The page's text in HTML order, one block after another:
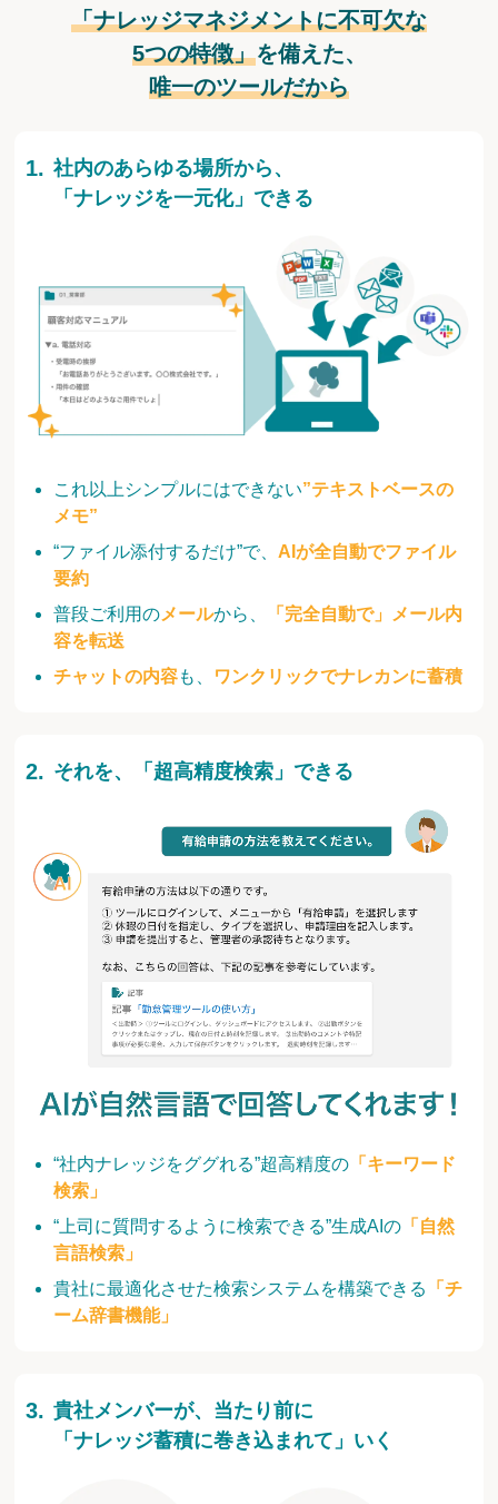
「ナレッジマネジメントに不可欠な
5つの特徴」を備えた、
唯一のツールだから
これ以上シンプルにはできない”テキストベースの
メモ”
“ファイル添付するだけ”で、 AIが全自動でファイル
要約
普段ご利用のメールから、
「完全自動で」メール内
容を転送
チャットの内容も、 ワンクリックでナレカンに蓄積
社内のあらゆる場所から、
「ナレッジを一元化」できる
“社内ナレッジをググれる”超高精度の 「キーワード
検索」
“上司に質問するように検索できる”生成AIの 「自然
言語検索」
貴社に最適化させた検索システムを構築できる
「チ
ーム辞書機能」
それを、「超高精度検索」できる
貴社メンバーが、当たり前に
「ナレッジ蓄積に巻き込まれて」いく